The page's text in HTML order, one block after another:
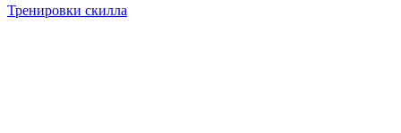
Тренировки скилла